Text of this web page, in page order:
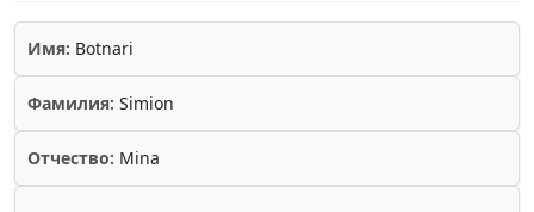
Имя: Botnari
Фамилия: Simion
Отчество: Mina